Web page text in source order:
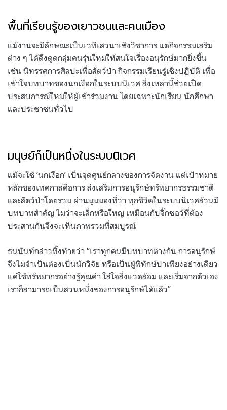
พื้นที่เรียนรู้ของเยาวชนและคนเมือง
แม้งานจะมีลักษณะเป็นเวทีเสวนาเชิงวิชาการ แต่กิจกรรมเสริม
ต่าง ๆ ได้ดึงดูดกลุ่มคนรุ่นใหม่ให้สนใจเรื่องอนุรักษ์มากยิ่งขึ้น
เช่น นิทรรศการศิลปะเพื่อสัตว์ป่า กิจกรรมเรียนรู้เชิงปฏิบัติ เพื่อ
เข้าใจบทบาทของนกเงือกในระบบนิเวศ สิ่งเหล่านี้ช่วยเปิด
ประสบการณ์ใหม่ให้ผู้เข้าร่วมงาน โดยเฉพาะนักเรียน นักศึกษา
และประชาชนทั่วไป
มนุษย์ก็เป็นหนึ่งในระบบนิเวศ
แม้จะใช้ ‘นกเงือก’ เป็นจุดศูนย์กลางของการจัดงาน แต่เป้าหมาย
หลักของเทศกาลคือการ ส่งเสริมการอนุรักษ์ทรัพยากรธรรมชาติ
และสัตว์ป่าโดยรวม ผ่านมุมมองที่ว่า ทุกชีวิตในระบบนิเวศล้วนมี
บทบาทสำคัญ ไม่ว่าจะเล็กหรือใหญ่ เหมือนกับจิ๊กซอว์ที่ต้อง
ประสานกันจึงจะเห็นภาพรวมที่สมบูรณ์
ธนนันท์กล่าวทิ้งท้ายว่า “เราทุกคนมีบทบาทต่างกัน การอนุรักษ์
จึงไม่จำเป็นต้องเป็นนักวิจัย หรือเป็นผู้พิทักษ์ป่าเพียงอย่างเดียว
แค่ใช้ทรัพยากรอย่างรู้คุณค่า ใส่ใจสิ่งแวดล้อม และเริ่มจากตัวเอง
เราก็สามารถเป็นส่วนหนึ่งของการอนุรักษ์ได้แล้ว”